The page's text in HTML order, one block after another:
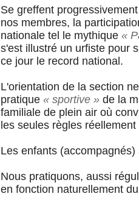
Se greffent
nos membres, la
nationale tel le mythique «
s'est illustré un urfiste pour
ce jour le record national.
L'orientation de la section
pratique « sportive » de la
familiale de plein air où
les seules règles
Les enfants
Nous pratiquons, aussi
en fonction naturellement